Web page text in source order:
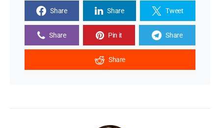
Share Share Tweet
Share Pin it Share
Share